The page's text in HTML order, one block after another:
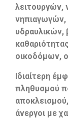
υδραυλικών,
οικοδόμων,
Ιδιαίτερη
πληθυσμού
άνεργοι με